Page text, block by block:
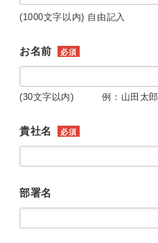
(1000文字以内) 自由記入
お名前 必須
(30文字以内) 例：山田太郎
貴社名 必須
部署名